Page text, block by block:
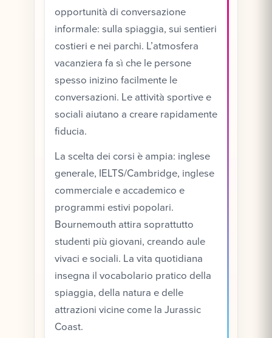
opportunità di conversazione
informale: sulla spiaggia, sui sentieri
costieri e nei parchi. L’atmosfera
vacanziera fa sì che le persone
spesso inizino facilmente le
conversazioni. Le attività sportive e
sociali aiutano a creare rapidamente
fiducia.
La scelta dei corsi è ampia: inglese
generale, IELTS/Cambridge, inglese
commerciale e accademico e
programmi estivi popolari.
Bournemouth attira soprattutto
studenti più giovani, creando aule
vivaci e sociali. La vita quotidiana
insegna il vocabolario pratico della
spiaggia, della natura e delle
attrazioni vicine come la Jurassic
Coast.